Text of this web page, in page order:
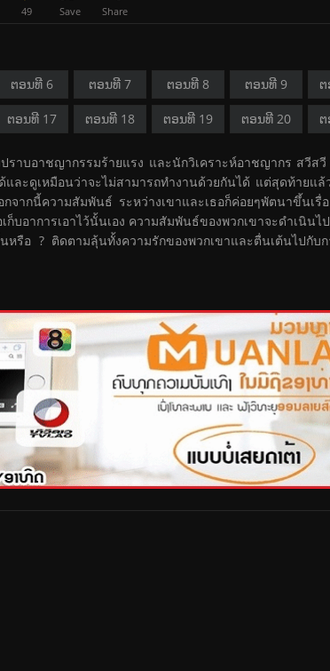
49 Save Share
ຕອນທີ 6 ຕອນທີ 7 ຕອນທີ 8 ຕອນທີ 9
ຕອນທີ 17 ຕອນທີ 18 ຕອນທີ 19 ຕອນທີ 20 ຕ
ราบอาชญากรรมร้ายแรง และนักวิเคราะห์อาชญากร สวีส
ละดูเหมือนว่าจะไม่สามารถทำงานด้วยกันได้ แต่สุดท้ายแล้
ากนี้ความสัมพันธ์ ระหว่างเขาและเธอก็ค่อยๆพัตนาขึ้นเรื่
บอาการเอาไว้นั้นเอง ความสัมพันธ์ของพวกเขาจะดำเนิน
หรือ ? ติดตามลุ้นทั้งความรักของพวกเขาและตื่นเต้นไปกั